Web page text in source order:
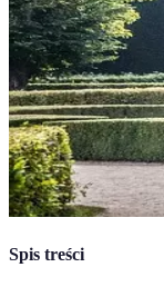
Spis treści